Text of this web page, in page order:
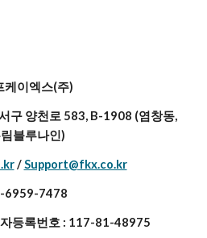
케이엑스(주)
구 양천로 583, B-1908 (염창동,
블루나인)
/Support@fkx.co.kr
6959-7478
등록번호 : 117-81-48975